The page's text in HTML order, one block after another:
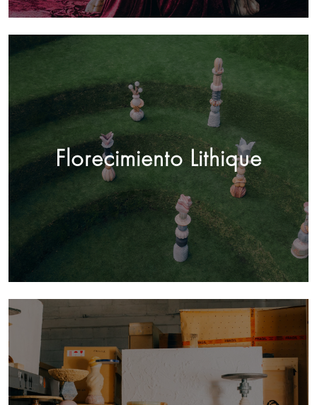
Florecimiento Lithique